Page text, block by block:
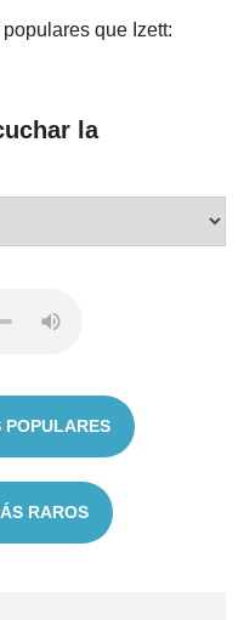
que Izett:
la
POPULARES
RAROS